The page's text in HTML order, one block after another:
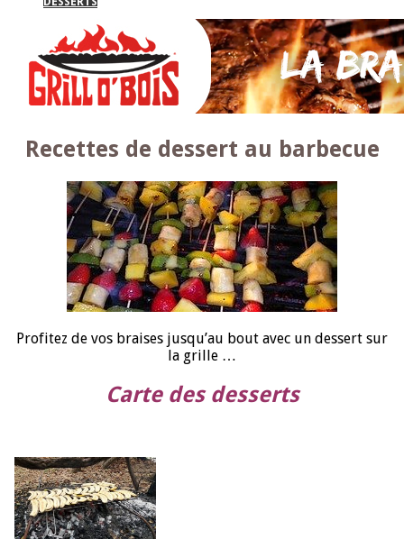
Recettes de dessert au barbecue
Profitez de vos braises jusqu’au bout avec un dessert sur
la grille …
Carte des desserts